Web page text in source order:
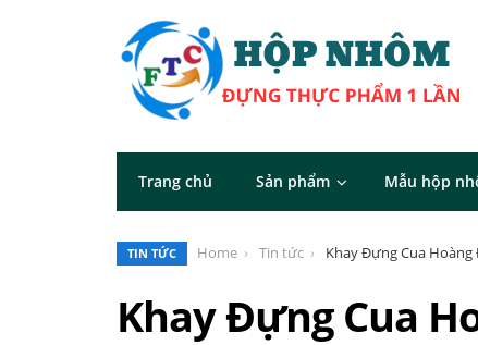
Trang chủ Sản phẩm Mẫu hộp
TIN TỨC Home Tin tức Khay Đựng Cua Hoàng
Khay Đựng Cua